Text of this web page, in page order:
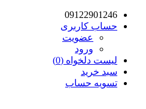
09122901246
حساب کاربری
عضویت
ورود
لیست دلخواه (0)
سبد خرید
تسویه حساب